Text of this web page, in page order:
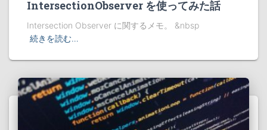
IntersectionObserver を使ってみた話
Intersection Observer に関するメモ。 &nbsp
続きを読む…